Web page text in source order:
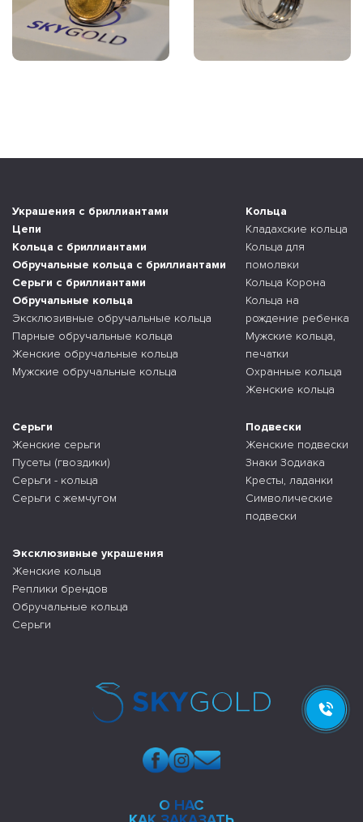
Украшения с бриллиантами
Цепи
Кольца с бриллиантами
Обручальные кольца с бриллиантами
Серьги с бриллиантами
Обручальные кольца
Эксклюзивные обручальные кольца
Парные обручальные кольца
Женские обручальные кольца
Мужские обручальные кольца
Кольца
Кладахские кольца
Кольца для
помолвки
Кольца Корона
Кольца на
рождение ребенка
Мужские кольца,
печатки
Охранные кольца
Женские кольца
Серьги
Женские серьги
Пусеты (гвоздики)
Серьги - кольца
Серьги с жемчугом
Подвески
Женские подвески
Знаки Зодиака
Кресты, ладанки
Символические
подвески
Эксклюзивные украшения
Женские кольца
Реплики брендов
Обручальные кольца
Серьги
О НАС